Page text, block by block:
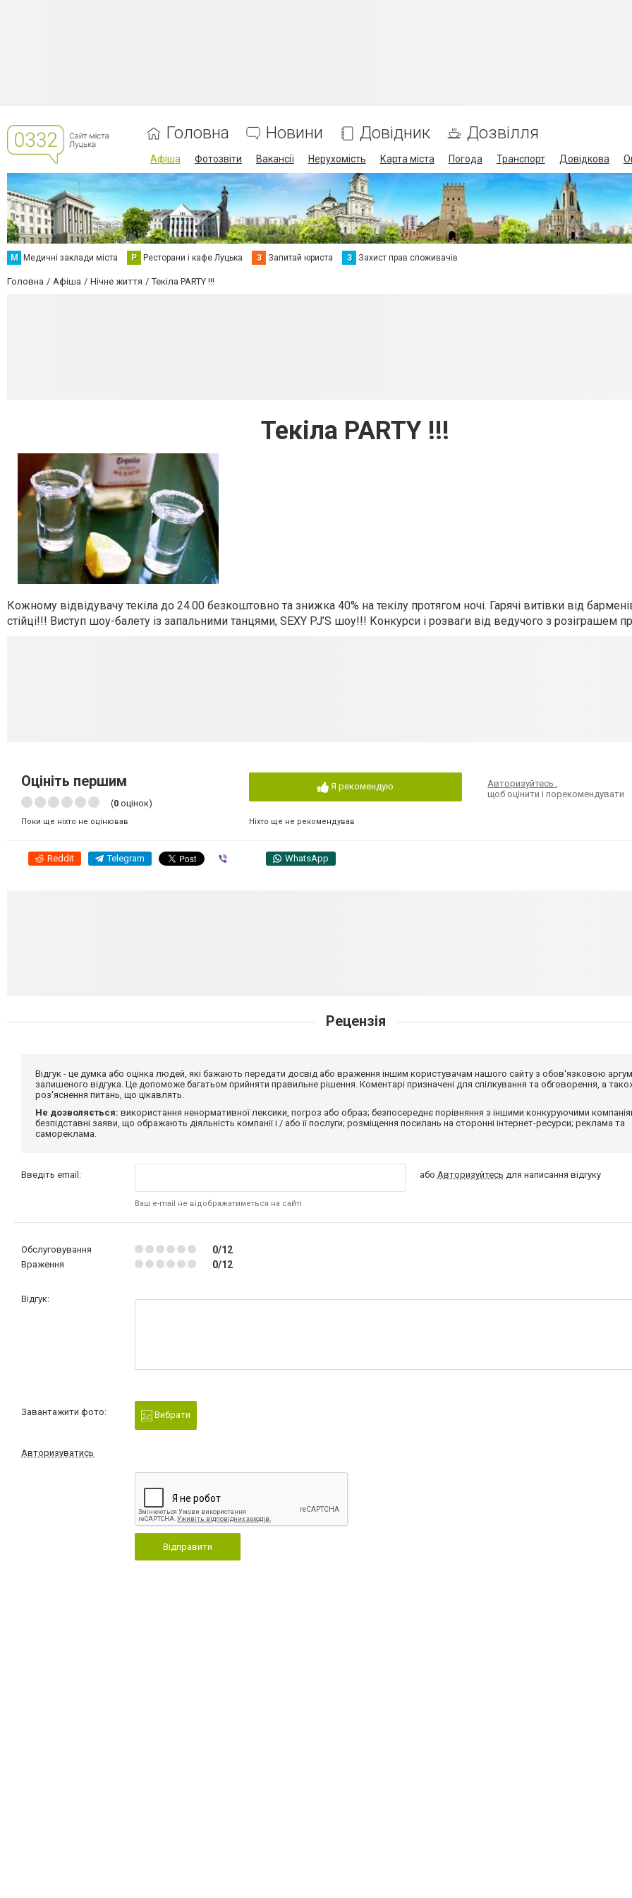
Головна Новини Довідник Дозвілля
Афіша Фотозвіти Вакансії Нерухомість Карта міста Погода Транспорт Довідкова
М Медичні заклади міста Р Ресторани і кафе Луцька З Запитай юриста З Захист прав споживачів
Головна Афіша Нічне життя Текіла PARTY !!!
Текіла PARTY !!!
Кожному відвідувачу текіла до 24.00 безкоштовно та знижка 40% на текілу протягом ночі. Гарячі витівки від
стійці!!! Виступ шоу-балету із запальними танцями, SEXY PJ’S шоу!!! Конкурси і розваги від ведучого з розіграшем
Оцініть першим
(0 оцінок)
Поки ще ніхто не оцінював
Я рекомендую
Ніхто ще не рекомендував
Авторизуйтесь,
щоб оцінити і порекомендувати
Reddit Telegram WhatsApp
Рецензія
Відгук - це думка або оцінка людей, які бажають передати досвід або враження іншим користувачам нашого сайту з обов'язковою
залишеного відгука. Це допоможе багатьом прийняти правильне рішення. Коментарі призначені для спілкування та обговорення, а
роз'яснення питань, що цікавлять.
Не дозволяється: використання ненормативної лексики, погроз або образ; безпосереднє порівняння з іншими конкуруючими
безпідставні заяви, що ображають діяльність компанії і / або її послуги; розміщення посилань на сторонні інтернет-ресурси; реклама та
самореклама.
Введіть email:
Ваш e-mail не відображатиметься на сайті
або Авторизуйтесь для написання відгуку
Обслуговування 0/12
Враження 0/12
Відгук:
Завантажити фото: Вибрати
Авторизуватись
Відправити